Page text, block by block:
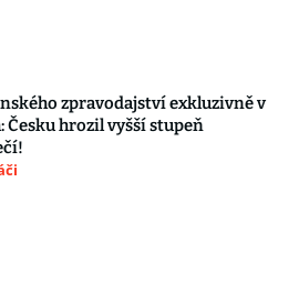
zpravodajství exkluzivně v
Česku hrozil vyšší stupeň